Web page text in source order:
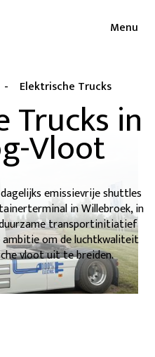
EN
Menu
- Elektrische Trucks
Trucks in
Vloot
emissievrije shuttles
in Willebroek, in
transportinitiatief
om de luchtkwaliteit
vloot uit te breiden.